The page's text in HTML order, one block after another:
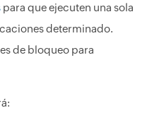
para que ejecuten una sola
determinado.
de bloqueo para